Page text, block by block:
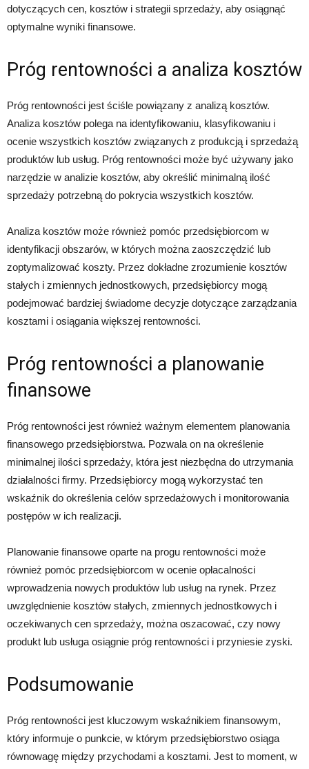
dotyczących cen, kosztów i strategii sprzedaży, aby osiągnąć
optymalne wyniki finansowe.
Próg rentowności a analiza kosztów
Próg rentowności jest ściśle powiązany z analizą kosztów.
Analiza kosztów polega na identyfikowaniu, klasyfikowaniu i
ocenie wszystkich kosztów związanych z produkcją i sprzedażą
produktów lub usług. Próg rentowności może być używany jako
narzędzie w analizie kosztów, aby określić minimalną ilość
sprzedaży potrzebną do pokrycia wszystkich kosztów.
Analiza kosztów może również pomóc przedsiębiorcom w
identyfikacji obszarów, w których można zaoszczędzić lub
zoptymalizować koszty. Przez dokładne zrozumienie kosztów
stałych i zmiennych jednostkowych, przedsiębiorcy mogą
podejmować bardziej świadome decyzje dotyczące zarządzania
kosztami i osiągania większej rentowności.
Próg rentowności a planowanie
finansowe
Próg rentowności jest również ważnym elementem planowania
finansowego przedsiębiorstwa. Pozwala on na określenie
minimalnej ilości sprzedaży, która jest niezbędna do utrzymania
działalności firmy. Przedsiębiorcy mogą wykorzystać ten
wskaźnik do określenia celów sprzedażowych i monitorowania
postępów w ich realizacji.
Planowanie finansowe oparte na progu rentowności może
również pomóc przedsiębiorcom w ocenie opłacalności
wprowadzenia nowych produktów lub usług na rynek. Przez
uwzględnienie kosztów stałych, zmiennych jednostkowych i
oczekiwanych cen sprzedaży, można oszacować, czy nowy
produkt lub usługa osiągnie próg rentowności i przyniesie zyski.
Podsumowanie
Próg rentowności jest kluczowym wskaźnikiem finansowym,
który informuje o punkcie, w którym przedsiębiorstwo osiąga
równowagę między przychodami a kosztami. Jest to moment, w